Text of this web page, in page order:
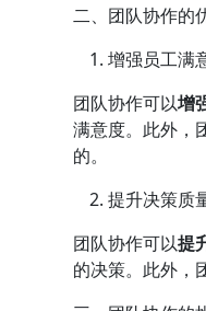
二、团队协作的
增强员工满
团队协作可以增
满意度。此外，
的。
提升决策质
团队协作可以提
的决策。此外，